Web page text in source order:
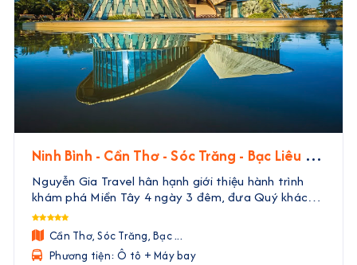
Ninh Bình - Cần Thơ - Sóc Trăng - Bạc Liêu -
Cà Mau | 4 Ngày 3 Đêm
Nguyễn Gia Travel hân hạnh giới thiệu hành trình
khám phá Miền Tây 4 ngày 3 đêm, đưa Quý khách
đến với vẻ đẹp trù phú, văn hóa độc đáo và ẩm thực
phong phú của vùng đất phương Nam. Với sự kết
hợp hoà ...
Cần Thơ, Sóc Trăng, Bạc ...
Phương tiện: Ô tô + Máy bay